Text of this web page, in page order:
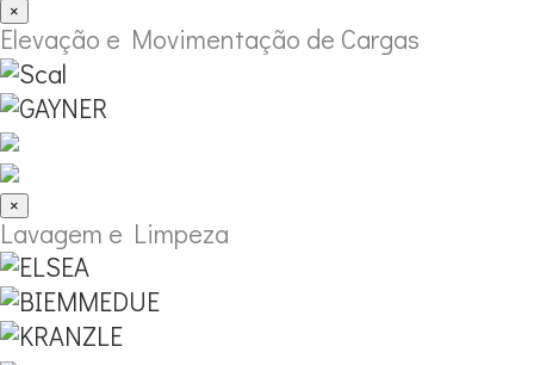
×
Elevação e Movimentação de Cargas
×
Lavagem e Limpeza